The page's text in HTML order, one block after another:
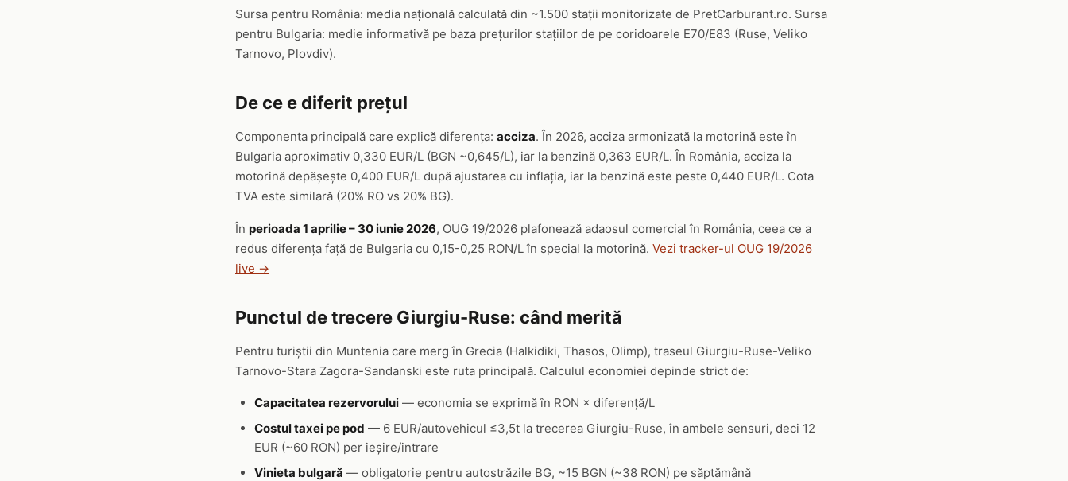
Sursa pentru România: media națională calculată din ~1.500 stații monitorizate de PretCarburant.ro. Sursa
pentru Bulgaria: medie informativă pe baza prețurilor stațiilor de pe coridoarele E70/E83 (Ruse, Veliko
Tarnovo, Plovdiv).
De ce e diferit prețul
Componenta principală care explică diferența: acciza. În 2026, acciza armonizată la motorină este în
Bulgaria aproximativ 0,330 EUR/L (BGN ~0,645/L), iar la benzină 0,363 EUR/L. În România, acciza la
motorină depășește 0,400 EUR/L după ajustarea cu inflația, iar la benzină este peste 0,440 EUR/L. Cota
TVA este similară (20% RO vs 20% BG).
În perioada 1 aprilie – 30 iunie 2026, OUG 19/2026 plafonează adaosul comercial în România, ceea ce a
redus diferența față de Bulgaria cu 0,15-0,25 RON/L în special la motorină. Vezi tracker-ul OUG 19/2026
live →
Punctul de trecere Giurgiu-Ruse: când merită
Pentru turiștii din Muntenia care merg în Grecia (Halkidiki, Thasos, Olimp), traseul Giurgiu-Ruse-Veliko
Tarnovo-Stara Zagora-Sandanski este ruta principală. Calculul economiei depinde strict de:
Capacitatea rezervorului — economia se exprimă în RON × diferență/L
Costul taxei pe pod — 6 EUR/autovehicul ≤3,5t la trecerea Giurgiu-Ruse, în ambele sensuri, deci 12
EUR (~60 RON) per ieșire/intrare
Vinieta bulgară — obligatorie pentru autostrăzile BG, ~15 BGN (~38 RON) pe săptămână